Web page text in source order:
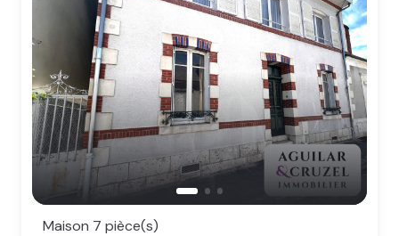
Maison 7 pièce(s)